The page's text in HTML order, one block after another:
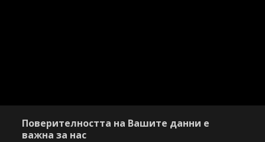
Поверителността на Вашите данни е
важна за нас